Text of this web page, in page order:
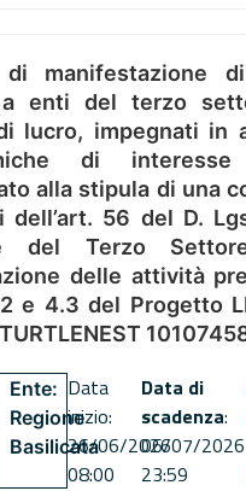
di manifestazione
enti del terzo
lucro, impegnati in
di interesse
alla stipula di una
dell’art. 56 del D.
del Terzo
delle attività
e 4.3 del Progetto
Ente:
Regione
Basilicata
Data
inizio:
26/06/2026
08:00
Data di
scadenza:
06/07/2026
23:59